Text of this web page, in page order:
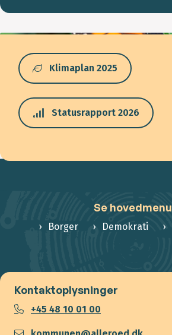
Klimaplan 2025
Statusrapport 2026
Se hovedmenu
Borger Demokrati
Kontaktoplysninger
+45 48 10 01 00